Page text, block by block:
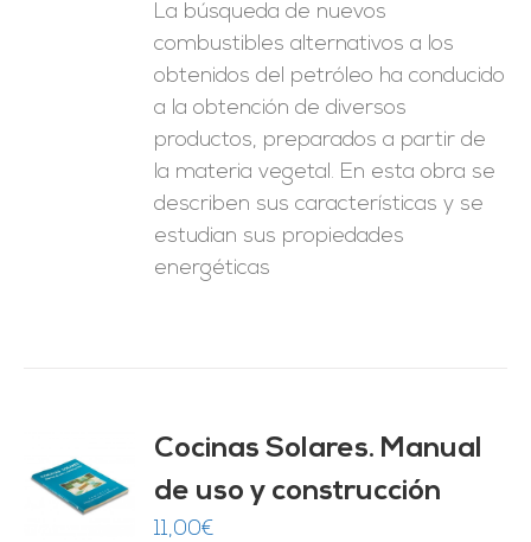
La búsqueda de nuevos
combustibles alternativos a los
obtenidos del petróleo ha conducido
a la obtención de diversos
productos, preparados a partir de
la materia vegetal. En esta obra se
describen sus características y se
estudian sus propiedades
energéticas
Cocinas Solares. Manual
de uso y construcción
11,00€